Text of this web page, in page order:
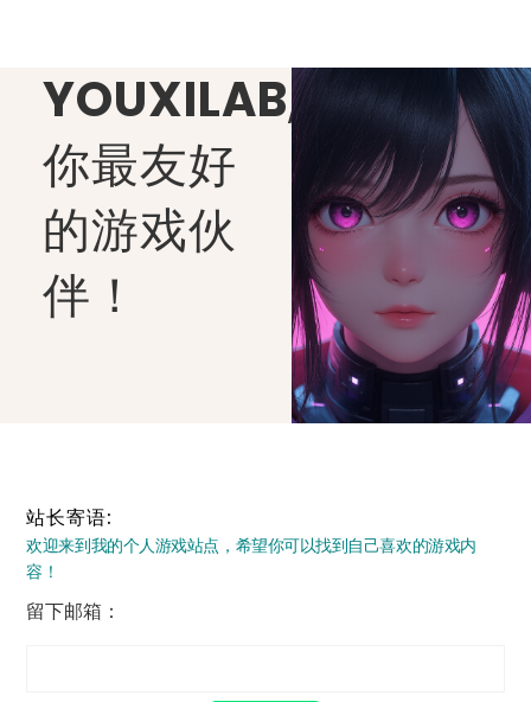
YOUXILAB,
你最友好
的游戏伙
伴！
站长寄语:
欢迎来到我的个人游戏站点，希望你可以找到自己喜欢的游戏内
容！
留下邮箱：